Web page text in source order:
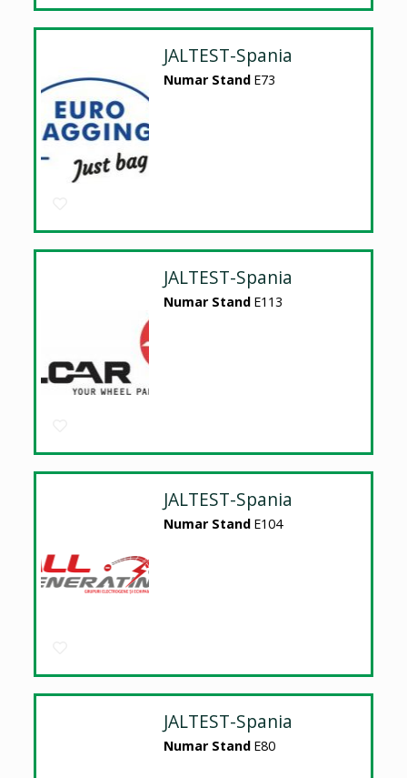
JALTEST-Spania
Numar Stand E73
JALTEST-Spania
Numar Stand E113
JALTEST-Spania
Numar Stand E104
JALTEST-Spania
Numar Stand E80